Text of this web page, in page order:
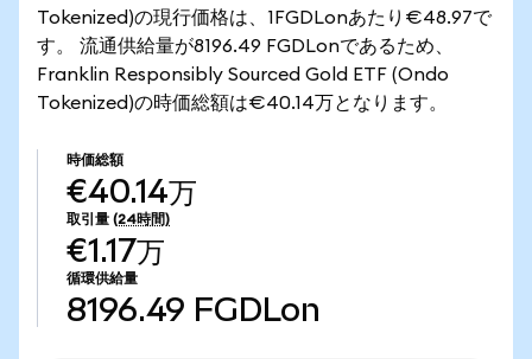
Tokenized)の現行価格は、1FGDLonあたり€48.97で
す。 流通供給量が8196.49 FGDLonであるため、
Franklin Responsibly Sourced Gold ETF (Ondo
Tokenized)の時価総額は€40.14万となります。
時価総額
€40.14万
取引量 (24時間)
€1.17万
循環供給量
8196.49 FGDLon